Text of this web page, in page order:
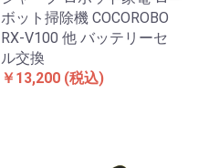
ボット掃除機 COCOROBO
RX-V100 他 バッテリーセ
ル交換
￥13,200 (税込)